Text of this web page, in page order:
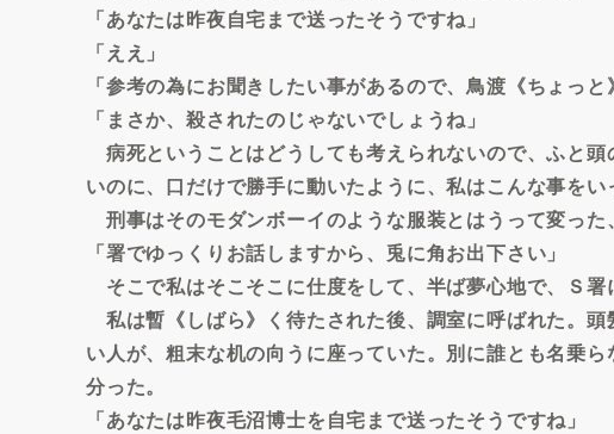
「あなたは昨夜自宅まで送ったそうですね」
「ええ」
「参考の為にお聞きしたい事があるので、鳥渡《ちょっ
「まさか、殺されたのじゃないでしょうね」
病死ということはどうしても考えられないので、ふと
いのに、口だけで勝手に動いたように、私はこんな事をい
刑事はそのモダンボーイのような服装とはうって変った
「署でゆっくりお話しますから、兎に角お出下さい」
そこで私はそこそこに仕度をして、半ば夢心地で、Ｓ署
私は暫《しばら》く待たされた後、調室に呼ばれた。
い人が、粗末な机の向うに座っていた。別に誰とも名乗
分った。
「あなたは昨夜毛沼博士を自宅まで送ったそうですね」